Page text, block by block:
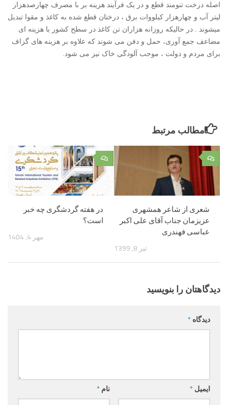
اصله درخت تنومند قطع و در یک فرآیند هزینه بر با مصرف چهارصدهزار
لیتر آب و چهارهزار کیلووات برق ، درختان قطع شده به کاغذ و مقوا تبدیل
میشوند . در حالیکه روزانه هزاران تن کاغذ در سطح کشور با هزینه ای
مضاعف جمع آوری، حمل و دفن می شوند که علاوه بر هزینه های گزاف
برای مردم و دولت ، موجب آلودگی خاک نیز می شود.
مطالب مرتبط
۰
در هفته گردشگری چه خبر
است؟
مهر 4, 1404
۰
شعری از شاعر همشهری
عزیزمان جناب آقای علی اکبر
عباسی فهندری
تیر 8, 1399
دیدگاهتان را بنویسید
دیدگاه *
نام * ایمیل *